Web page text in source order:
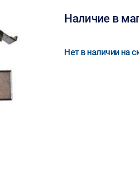
Наличие в
Нет в наличии на